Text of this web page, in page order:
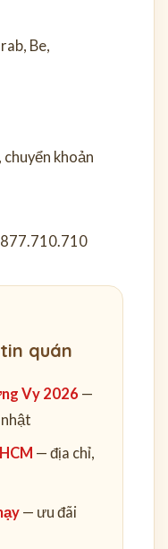
Be,
khoản
quán
Vy 2026 —
— địa chỉ,
— ưu đãi